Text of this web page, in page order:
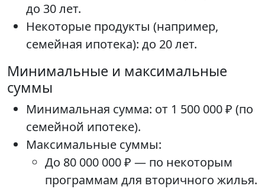
до 30 лет.
Некоторые продукты (например,
семейная ипотека): до 20 лет.
Минимальные и максимальные
суммы
Минимальная сумма: от 1 500 000 ₽ (по
семейной ипотеке).
Максимальные суммы:
До 80 000 000 ₽ — по некоторым
программам для вторичного жилья.